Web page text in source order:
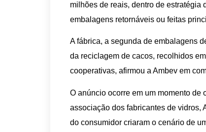
milhões de reais, dentro de estratégia
embalagens retornáveis ou feitas
A fábrica, a segunda de embalagens
da reciclagem de cacos, recolhidos
cooperativas, afirmou a Ambev em
O anúncio ocorre em um momento de
associação dos fabricantes de vidros,
do consumidor criaram o cenário de